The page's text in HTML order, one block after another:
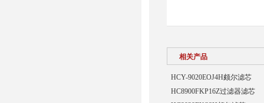
相关产品
HCY-9020EOJ4H颇尔滤芯
HC8900FKP16Z过滤器滤芯